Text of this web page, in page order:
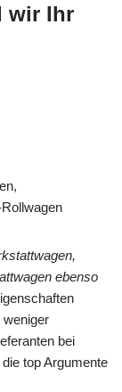
wir Ihr
ebenso
weniger
bei
top Argumente